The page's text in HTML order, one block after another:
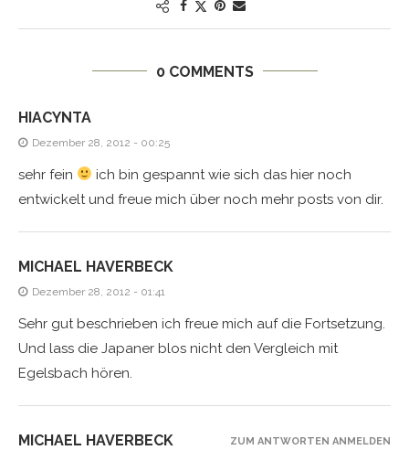
0 COMMENTS
HIACYNTA
Dezember 28, 2012 - 00:25
sehr fein
ich bin gespannt wie sich das hier noch
entwickelt und freue mich über noch mehr posts von dir.
MICHAEL HAVERBECK
Dezember 28, 2012 - 01:41
Sehr gut beschrieben ich freue mich auf die Fortsetzung.
Und lass die Japaner blos nicht den Vergleich mit
Egelsbach hören.
MICHAEL HAVERBECK ZUM ANTWORTEN ANMELDEN